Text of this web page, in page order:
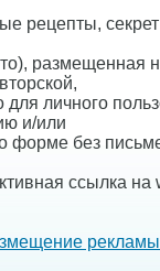
рецепты,
размещенная
для личного
и/или
форме без
ссылка на
рекламы